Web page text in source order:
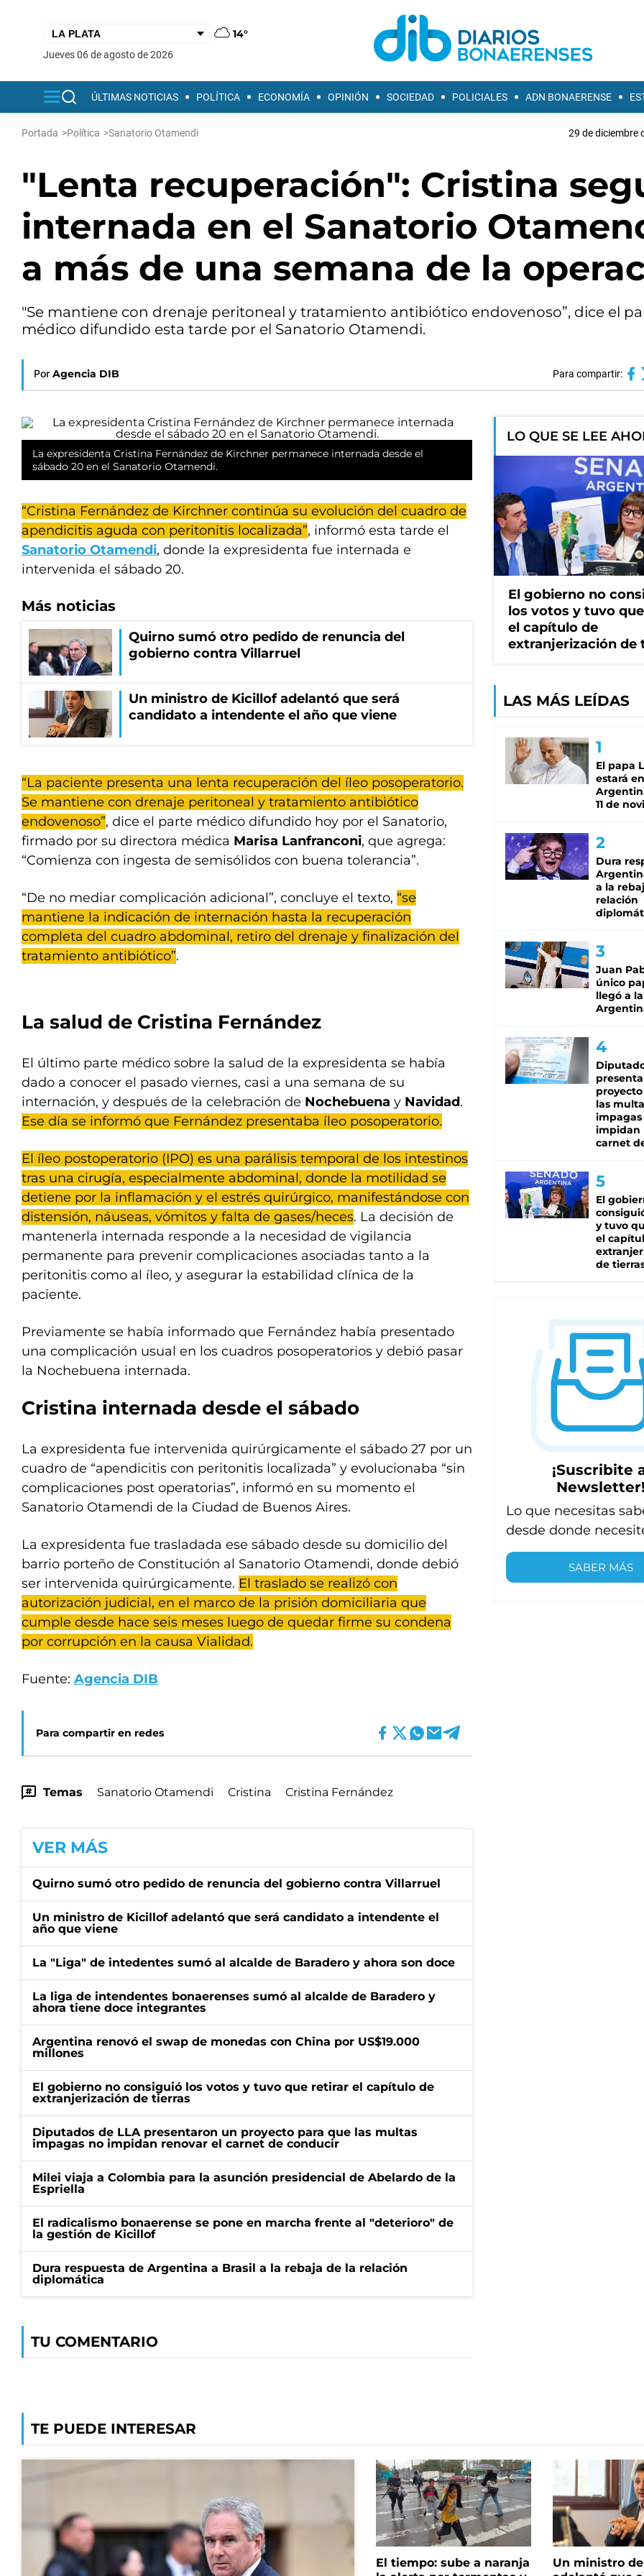
14°
jueves 06 de agosto de 2026
ÚLTIMAS NOTICIAS POLÍTICA ECONOMÍA OPINIÓN SOCIEDAD POLICIALES ADN BONAERENSE
Portada >Política >Sanatorio Otamendi 29 de diciembre
"Lenta recuperación": Cristina
internada en el Sanatorio
a más de una semana de la
"Se mantiene con drenaje peritoneal y tratamiento antibiótico endovenoso”, dice el
médico difundido esta tarde por el Sanatorio Otamendi.
Por Agencia DIB Para compartir:
La expresidenta Cristina Fernández de Kirchner permanece internada desde el
sábado 20 en el Sanatorio Otamendi.
“Cristina Fernández de Kirchner continúa su evolución del cuadro de
apendicitis aguda con peritonitis localizada”, informó esta tarde el
Sanatorio Otamendi, donde la expresidenta fue internada e
intervenida el sábado 20.
Más noticias
Quirno sumó otro pedido de renuncia del
gobierno contra Villarruel
Un ministro de Kicillof adelantó que será
candidato a intendente el año que viene
“La paciente presenta una lenta recuperación del íleo posoperatorio.
Se mantiene con drenaje peritoneal y tratamiento antibiótico
endovenoso”, dice el parte médico difundido hoy por el Sanatorio,
firmado por su directora médica Marisa Lanfranconi, que agrega:
“Comienza con ingesta de semisólidos con buena tolerancia”.
“De no mediar complicación adicional”, concluye el texto, “se
mantiene la indicación de internación hasta la recuperación
completa del cuadro abdominal, retiro del drenaje y finalización del
tratamiento antibiótico”.
La salud de Cristina Fernández
El último parte médico sobre la salud de la expresidenta se había
dado a conocer el pasado viernes, casi a una semana de su
internación, y después de la celebración de Nochebuena y Navidad.
Ese día se informó que Fernández presentaba íleo posoperatorio.
El íleo postoperatorio (IPO) es una parálisis temporal de los intestinos
tras una cirugía, especialmente abdominal, donde la motilidad se
detiene por la inflamación y el estrés quirúrgico, manifestándose con
distensión, náuseas, vómitos y falta de gases/heces. La decisión de
mantenerla internada responde a la necesidad de vigilancia
permanente para prevenir complicaciones asociadas tanto a la
peritonitis como al íleo, y asegurar la estabilidad clínica de la
paciente.
Previamente se había informado que Fernández había presentado
una complicación usual en los cuadros posoperatorios y debió pasar
la Nochebuena internada.
Cristina internada desde el sábado
La expresidenta fue intervenida quirúrgicamente el sábado 27 por un
cuadro de “apendicitis con peritonitis localizada” y evolucionaba “sin
complicaciones post operatorias”, informó en su momento el
Sanatorio Otamendi de la Ciudad de Buenos Aires.
La expresidenta fue trasladada ese sábado desde su domicilio del
barrio porteño de Constitución al Sanatorio Otamendi, donde debió
ser intervenida quirúrgicamente. El traslado se realizó con
autorización judicial, en el marco de la prisión domiciliaria que
cumple desde hace seis meses luego de quedar firme su condena
por corrupción en la causa Vialidad.
Fuente: Agencia DIB
Para compartir en redes
Temas Sanatorio Otamendi Cristina Cristina Fernández
VER MÁS
Quirno sumó otro pedido de renuncia del gobierno contra Villarruel
Un ministro de Kicillof adelantó que será candidato a intendente el
año que viene
La "Liga" de intedentes sumó al alcalde de Baradero y ahora son doce
La liga de intendentes bonaerenses sumó al alcalde de Baradero y
ahora tiene doce integrantes
Argentina renovó el swap de monedas con China por US$19.000
millones
El gobierno no consiguió los votos y tuvo que retirar el capítulo de
extranjerización de tierras
Diputados de LLA presentaron un proyecto para que las multas
impagas no impidan renovar el carnet de conducir
Milei viaja a Colombia para la asunción presidencial de Abelardo de la
Espriella
El radicalismo bonaerense se pone en marcha frente al "deterioro" de
la gestión de Kicillof
Dura respuesta de Argentina a Brasil a la rebaja de la relación
diplomática
TU COMENTARIO
LO QUE SE LEE
El gobierno no
los votos y tuvo
el capítulo de
extranjerización de
LAS MÁS LEÍDAS
El papa
estará
11 de
Dura
a la
relación
Juan
único
llegó a la
las
impagas
impidan
carnet
El
y tuvo
el
de
¡Suscribite
Newsletter!
Lo que necesitas
desde donde
SABER MÁS
TE PUEDE INTERESAR
El tiempo: sube a naranja
Un ministro